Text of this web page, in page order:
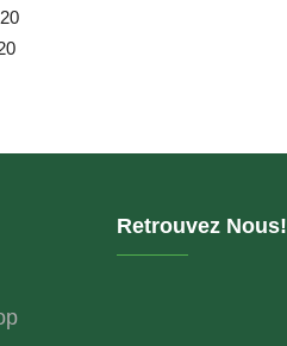
Retrouvez Nous!